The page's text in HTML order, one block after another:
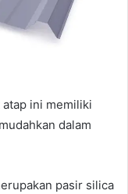
ini memiliki
dalam
pasir silica